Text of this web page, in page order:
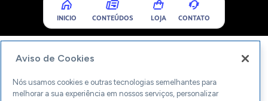
INICIO CONTEÚDOS LOJA CONTATO
Aviso de Cookies
Nós usamos cookies e outras tecnologias semelhantes para
melhorar a sua experiência em nossos serviços, personalizar